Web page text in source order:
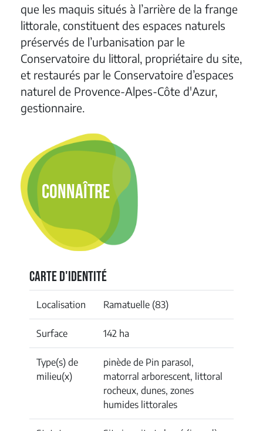
que les maquis situés à l’arrière de la frange
littorale, constituent des espaces naturels
préservés de l’urbanisation par le
Conservatoire du littoral, propriétaire du site,
et restaurés par le Conservatoire d’espaces
naturel de Provence-Alpes-Côte d'Azur,
gestionnaire.
CONNAÎTRE
Carte d'identité
Localisation Ramatuelle (83)
Surface 142 ha
Type(s) de
milieu(x)
pinède de Pin parasol,
matorral arborescent, littoral
rocheux, dunes, zones
humides littorales